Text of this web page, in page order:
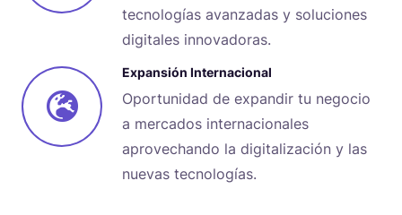
tecnologías avanzadas y soluciones
digitales innovadoras.
Expansión Internacional
Oportunidad de expandir tu negocio
a mercados internacionales
aprovechando la digitalización y las
nuevas tecnologías.